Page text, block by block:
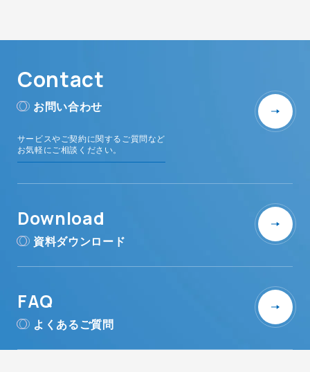
Contact
お問い合わせ
サービスやご契約に関するご質問など
お気軽にご相談ください。
Download
資料ダウンロード
FAQ
よくあるご質問